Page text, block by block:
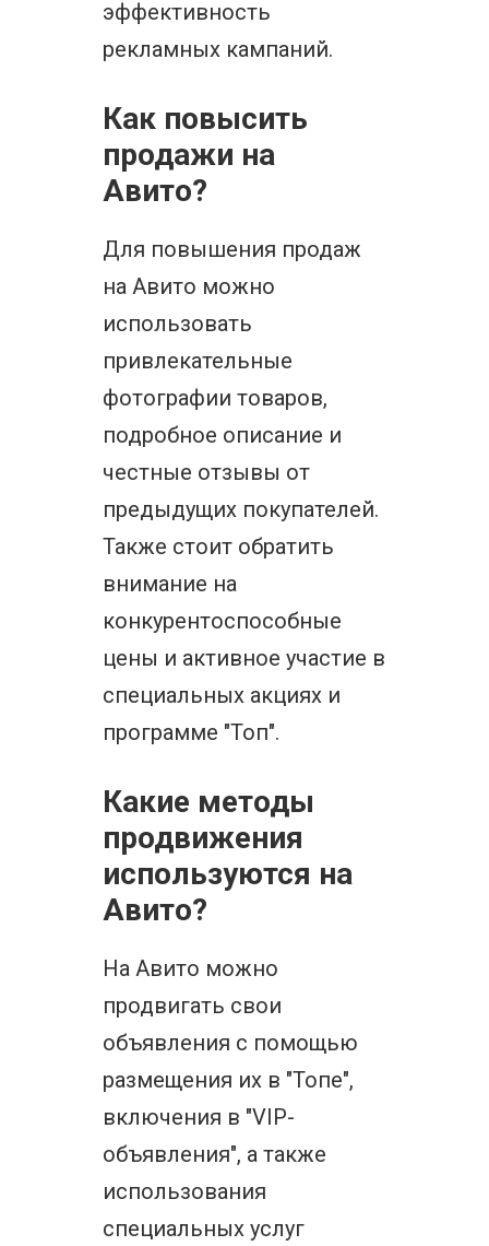
эффективность
рекламных кампаний.
Как повысить
продажи на
Авито?
Для повышения продаж
на Авито можно
использовать
привлекательные
фотографии товаров,
подробное описание и
честные отзывы от
предыдущих покупателей.
Также стоит обратить
внимание на
конкурентоспособные
цены и активное участие в
специальных акциях и
программе "Топ".
Какие методы
продвижения
используются на
Авито?
На Авито можно
продвигать свои
объявления с помощью
размещения их в "Топе",
включения в "VIP-
объявления", а также
использования
специальных услуг